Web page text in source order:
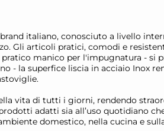
italiano, conosciuto a livello
Gli articoli pratici, comodi e
manico per l'impugnatura -
- la superfice liscia in acciaio Inox
vita di tutti i giorni, rendendo
adatti sia all’uso quotidiano
domestico, nella cucina e